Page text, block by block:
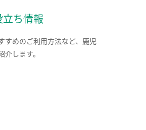
ち情報
すめのご利用方法など、鹿児
します。